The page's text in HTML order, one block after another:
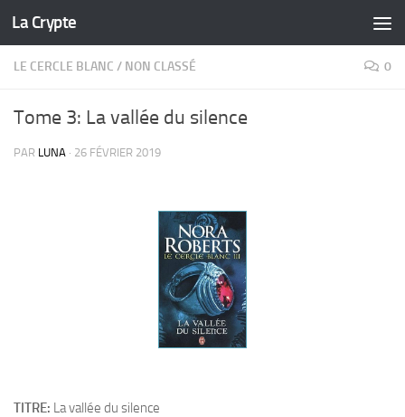
Skip to content
La Crypte
LE CERCLE BLANC / NON CLASSÉ 0
Tome 3: La vallée du silence
PAR LUNA · 26 FÉVRIER 2019
TITRE: La vallée du silence